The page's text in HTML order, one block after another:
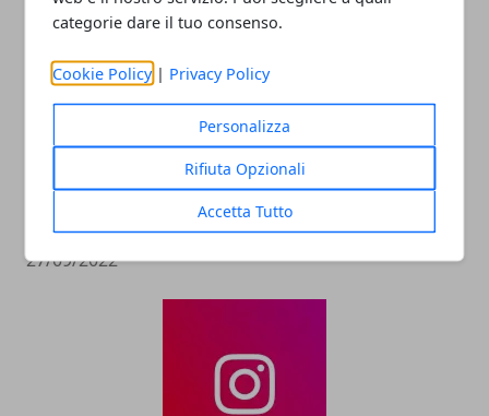
categorie dare il tuo consenso.
Cookie Policy | Privacy Policy
Personalizza
Rifiuta Opzionali
Accetta Tutto
Netflix tutti gli annunci ufficiali per gli
27/09/2022